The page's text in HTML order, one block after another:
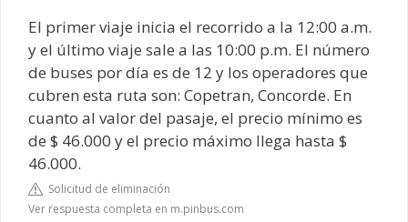
El primer viaje inicia el recorrido a la 12:00 a.m.
y el último viaje sale a las 10:00 p.m. El número
de buses por día es de 12 y los operadores que
cubren esta ruta son: Copetran, Concorde. En
cuanto al valor del pasaje, el precio mínimo es
de $ 46.000 y el precio máximo llega hasta $
46.000.
Solicitud de eliminación
Ver respuesta completa en m.pinbus.com